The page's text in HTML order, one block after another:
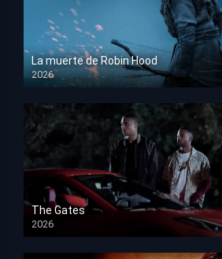
La muerte de Robin Hood
2026
HD 1080p
The Gates
2026
HD 1080p